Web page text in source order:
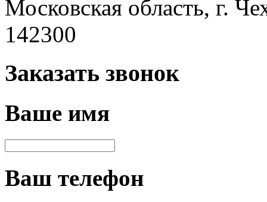
Московская область, г.
142300
Заказать звонок
Ваше имя
Ваш телефон